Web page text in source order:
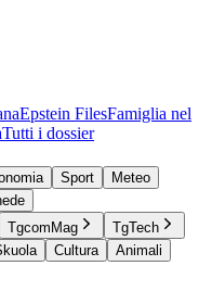
Epstein FilesFamiglia nel
Tutti i dossier
Sport
Meteo
TgcomMag
TgTech
Cultura
Animali